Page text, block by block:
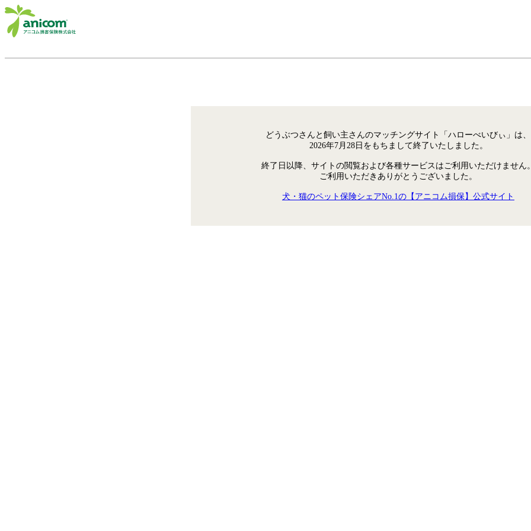
どうぶつさんと飼い主さんのマッチングサイト「ハローべいびぃ」は、
2026年7月28日をもちまして終了いたしました。
終了日以降、サイトの閲覧および各種サービスはご利用いただけません
ご利用いただきありがとうございました。
犬・猫のペット保険シェアNo.1の【アニコム損保】公式サイト